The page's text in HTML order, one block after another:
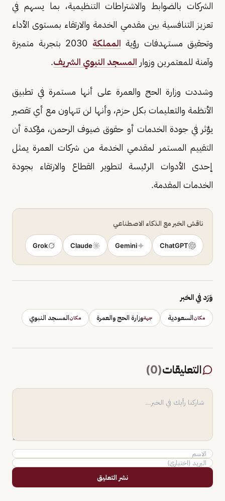
الشركات بالضوابط والاشتراطات التنظيمية، بما يسهم في
تعزيز التنافسية بين مقدمي الخدمة والارتقاء بمستوى الأداء
وتحقيق مستهدفات رؤية المملكة
2030 بتجربة متميزة
وآمنة للمعتمرين وزوار المسجد النبوي الشريف.
وشددت وزارة الحج والعمرة على أنها مستمرة في تطبيق
الأنظمة والتعليمات بكل حزم، وأنها لن تتهاون مع أي تقصير
يؤثر في جودة الخدمات أو حقوق ضيوف الرحمن، مؤكدة أن
التقييم المستمر لمقدمي الخدمة من شركات العمرة يمثل
إحدى الأدوات الرئيسة لتطوير القطاع والارتقاء بجودة
الخدمات المقدمة.
ناقش الخبر مع الذكاء الاصطناعي
ChatGPT
Gemini
Claude
Grok
وَرَد في الخبر
مكانالسعودية جهةوزارة الحج والعمرة مكانالمسجد النبوي
التعليقات(
0
)
نشر التعليق